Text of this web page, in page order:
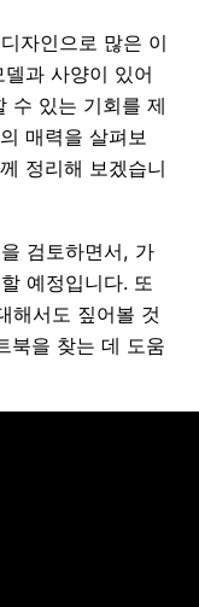
자인으로 많은 이
과 사양이 있어
수 있는 기회를 제
매력을 살펴보
정리해 보겠습니
검토하면서, 가
예정입니다. 또
해서도 짚어볼 것
북을 찾는 데 도움